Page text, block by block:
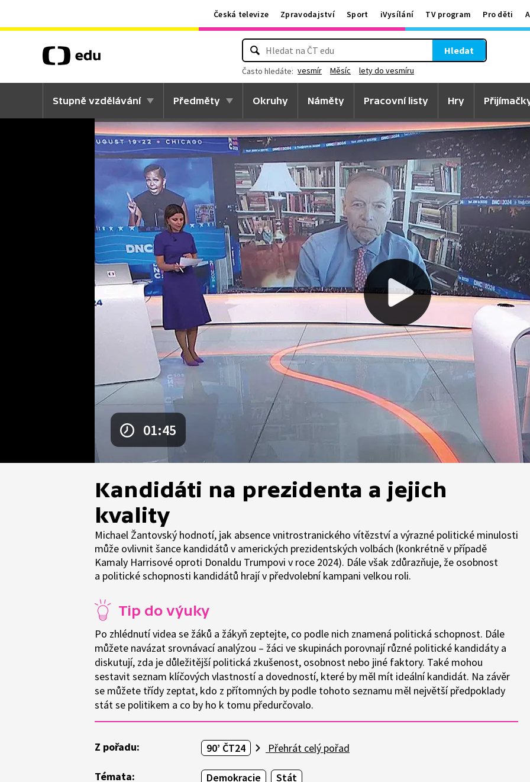
Česká televize Zpravodajství Sport iVysílání TV program Pro děti
Hledat
Často hledáte: vesmír Měsíc lety do vesmíru
Stupně vzdělávání Předměty Okruhy Náměty Pracovní listy Hry
01:45
Kandidáti na prezidenta a jejich
kvality
Michael Žantovský hodnotí, jak absence vnitrostranického vítězství a výrazné politické minulosti
může ovlivnit šance kandidátů v amerických prezidentských volbách (konkrétně v případě
Kamaly Harrisové oproti Donaldu Trumpovi v roce 2024). Dále však zdůrazňuje, že osobnost
a politické schopnosti kandidátů hrají v předvolební kampani velkou roli.
Tip do výuky
Po zhlédnutí videa se žáků a žákyň zeptejte, co podle nich znamená politická schopnost. Dále
můžete navázat srovnávací analýzou – žáci ve skupinách porovnají různé politické kandidáty a
diskutují, zda je důležitější politická zkušenost, osobnost nebo jiné faktory. Také mohou
sestavit seznam klíčových vlastností a dovedností, které by měl mít ideální kandidát. Na závěr
se můžete třídy zeptat, kdo z přítomných by podle tohoto seznamu měl největší předpoklady
stát se politikem a co by ho k tomu předurčovalo.
Z pořadu: 90’ ČT24 Přehrát celý pořad
Témata: Demokracie Stát